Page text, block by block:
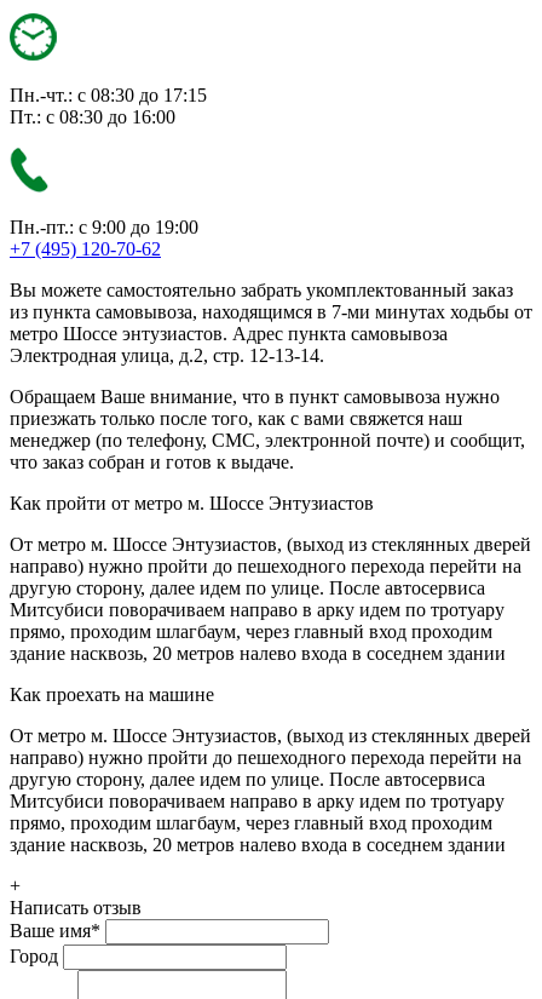
Пн.-чт.: с 08:30 до 17:15
Пт.: с 08:30 до 16:00
Пн.-пт.: с 9:00 до 19:00
+7 (495) 120-70-62
Вы можете самостоятельно забрать укомплектованный заказ
из пункта самовывоза, находящимся в 7-ми минутах ходьбы от
метро Шоссе энтузиастов. Адрес пункта самовывоза
Электродная улица, д.2, стр. 12-13-14.
Обращаем Ваше внимание, что в пункт самовывоза нужно
приезжать только после того, как с вами свяжется наш
менеджер (по телефону, СМС, электронной почте) и сообщит,
что заказ собран и готов к выдаче.
Как пройти от метро м. Шоссе Энтузиастов
От метро м. Шоссе Энтузиастов, (выход из стеклянных дверей
направо) нужно пройти до пешеходного перехода перейти на
другую сторону, далее идем по улице. После автосервиса
Митсубиси поворачиваем направо в арку идем по тротуару
прямо, проходим шлагбаум, через главный вход проходим
здание насквозь, 20 метров налево входа в соседнем здании
Как проехать на машине
От метро м. Шоссе Энтузиастов, (выход из стеклянных дверей
направо) нужно пройти до пешеходного перехода перейти на
другую сторону, далее идем по улице. После автосервиса
Митсубиси поворачиваем направо в арку идем по тротуару
прямо, проходим шлагбаум, через главный вход проходим
здание насквозь, 20 метров налево входа в соседнем здании
+
Написать отзыв
Ваше имя*
Город